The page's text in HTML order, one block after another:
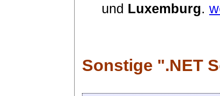
und Luxemburg.
Sonstige ".NET